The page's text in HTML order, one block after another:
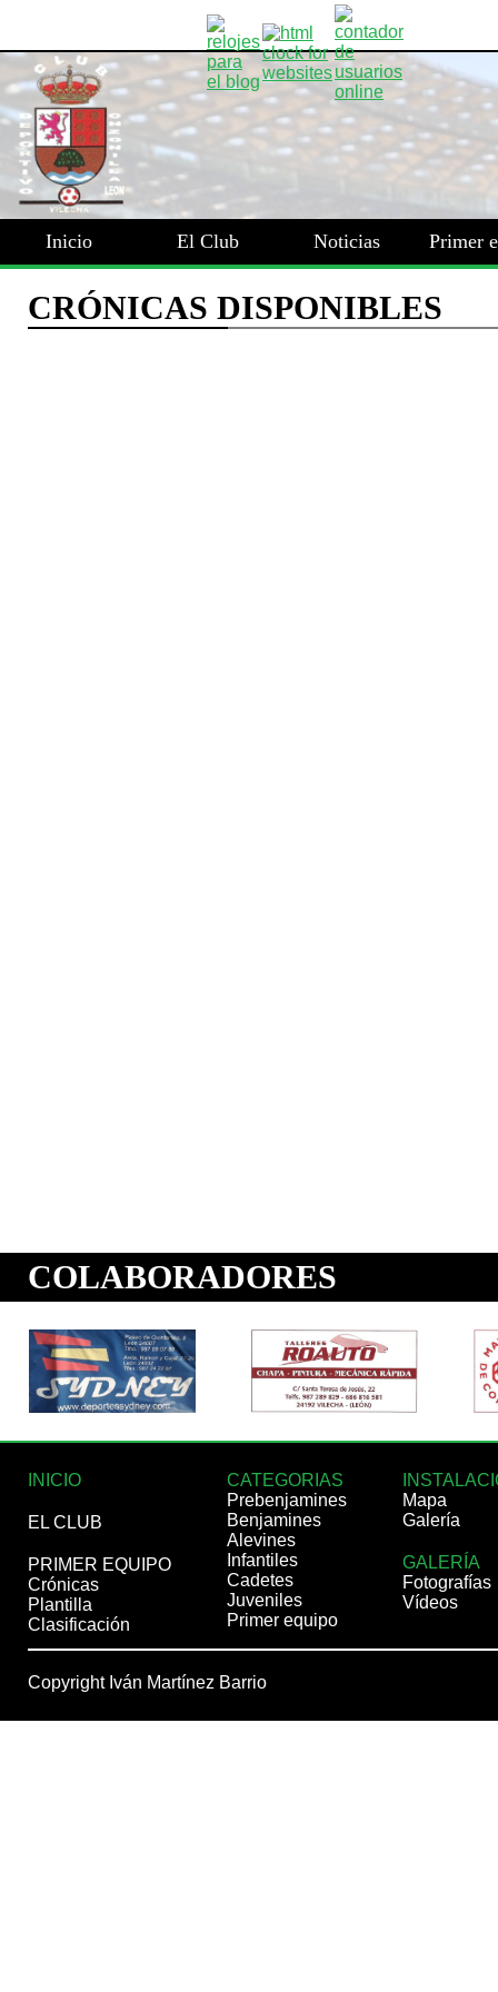
Inicio El Club Noticias Primer
INICIO
EL CLUB
PRIMER EQUIPO
Crónicas
Plantilla
Clasificación
CATEGORIAS
Prebenjamines
Benjamines
Alevines
Infantiles
Cadetes
Juveniles
Primer equipo
Mapa
Galería
GALERÍA
Fotografías
Vídeos
Copyright Iván Martínez Barrio